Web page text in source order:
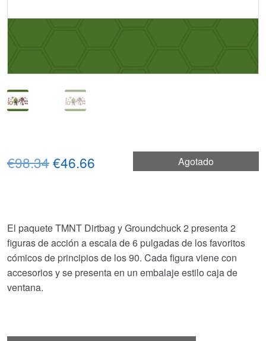
Agotado
€98.34El
era:
€98.34.
€46.66
es:
€46.66.
El paquete TMNT Dirtbag y Groundchuck 2 presenta 2
figuras de acción a escala de 6 pulgadas de los favoritos
cómicos de principios de los 90. Cada figura viene con
accesorios y se presenta en un embalaje estilo caja de
ventana.